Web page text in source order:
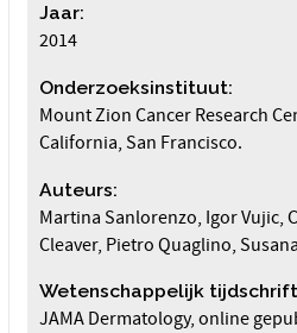
Jaar:
2014
Onderzoeksinstituut:
Mount Zion Cancer Research
California, San Francisco.
Auteurs:
Martina Sanlorenzo, Igor Vujic,
Cleaver, Pietro Quaglino,
Wetenschappelijk
JAMA Dermatology, online